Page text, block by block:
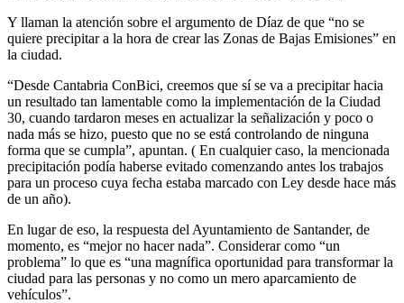
Y llaman la atención sobre el argumento de Díaz de que “no se
quiere precipitar a la hora de crear las Zonas de Bajas Emisiones” en
la ciudad.
“Desde Cantabria ConBici, creemos que sí se va a precipitar hacia
un resultado tan lamentable como la implementación de la Ciudad
30, cuando tardaron meses en actualizar la señalización y poco o
nada más se hizo, puesto que no se está controlando de ninguna
forma que se cumpla”, apuntan. ( En cualquier caso, la mencionada
precipitación podía haberse evitado comenzando antes los trabajos
para un proceso cuya fecha estaba marcado con Ley desde hace más
de un año).
En lugar de eso, la respuesta del Ayuntamiento de Santander, de
momento, es “mejor no hacer nada”. Considerar como “un
problema” lo que es “una magnífica oportunidad para transformar la
ciudad para las personas y no como un mero aparcamiento de
vehículos”.